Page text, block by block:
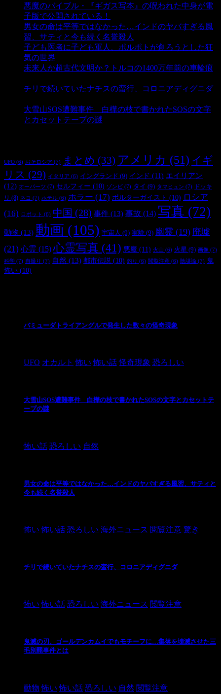
悪魔のバイブル・『ギガス写本』の呪われた中身が電
子版で公開されている！
男女の命は平等ではなかった…インドのヤバすぎる風
習、サティと今も続く名誉殺人
子ども医者に子ども軍人、ポルポトが創ろうとした狂
気の世界
未来人か超古代文明か？トルコの1400万年前の車輪痕
チリで続いていたナチスの蛮行、コロニアディグニダ
大雪山SOS遭難事件 白樺の枝で書かれたSOSの文字
とカセットテープの謎
UFO (6) おそロシア (7) まとめ (33) アメリカ (51) イギ
リス (29) イタリア (6) イングランド (9) インド (11) エイリアン
(12) オーパーツ (7) セルフィー (10) ゾンビ (7) タイ (9) タマヒュン (7)
ドッキ
リ (8) ネコ (7) ホテル (6) ホラー (17) ポルターガイスト (10) ロシア
(16)
ロボット (6) 中国 (28) 事件 (13) 事故 (14) 写真 (72)
動物 (13) 動画 (105) 宇宙人 (9) 実験 (9) 幽霊 (19) 廃墟
(21) 心霊 (15) 心霊写真 (41) 悪魔 (11) 火山 (6) 火星 (9) 画像 (7)
科学 (7) 自撮り (7) 自然 (13) 都市伝説 (10) 釣り (6) 閲覧注意 (6) 陰謀論 (7) 鬼
怖い (10)
バミューダトライアングルで発生した数々の怪奇現象
UFO オカルト 怖い 怖い話 怪奇現象 恐ろしい
大雪山SOS遭難事件 白樺の枝で書かれたSOSの文字とカセットテ
ープの謎
怖い話 恐ろしい 自然
男女の命は平等ではなかった…インドのヤバすぎる風習、サティと
今も続く名誉殺人
怖い 怖い話 恐ろしい 海外ニュース 閲覧注意 驚き
チリで続いていたナチスの蛮行、コロニアディグニダ
怖い 怖い話 恐ろしい 海外ニュース 閲覧注意
鬼滅の刃、ゴールデンカムイでもモチーフに…集落を壊滅させた三
毛別羆事件とは
動物 怖い 怖い話 恐ろしい 自然 閲覧注意